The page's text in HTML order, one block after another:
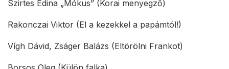
Szirtes Edina „Mókus” (Korai menyegző)
Rakonczai Viktor (El a kezekkel a papámtól!)
Vígh Dávid, Zságer Balázs (Eltörölni Frankot)